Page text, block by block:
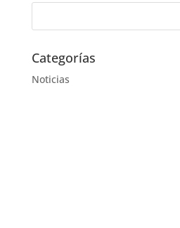
Categorías
Noticias